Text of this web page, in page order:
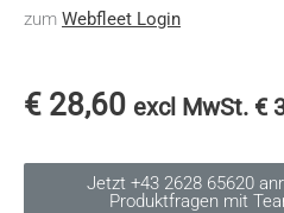
zum Webfleet Login
€ 28,60 excl MwSt. €
Jetzt +43 2628 65620
Produktfragen mit